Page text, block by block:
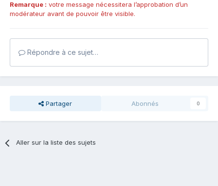
Remarque : votre message nécessitera l’approbation d’un
modérateur avant de pouvoir être visible.
Répondre à ce sujet…
Partager Abonnés 0
Aller sur la liste des sujets